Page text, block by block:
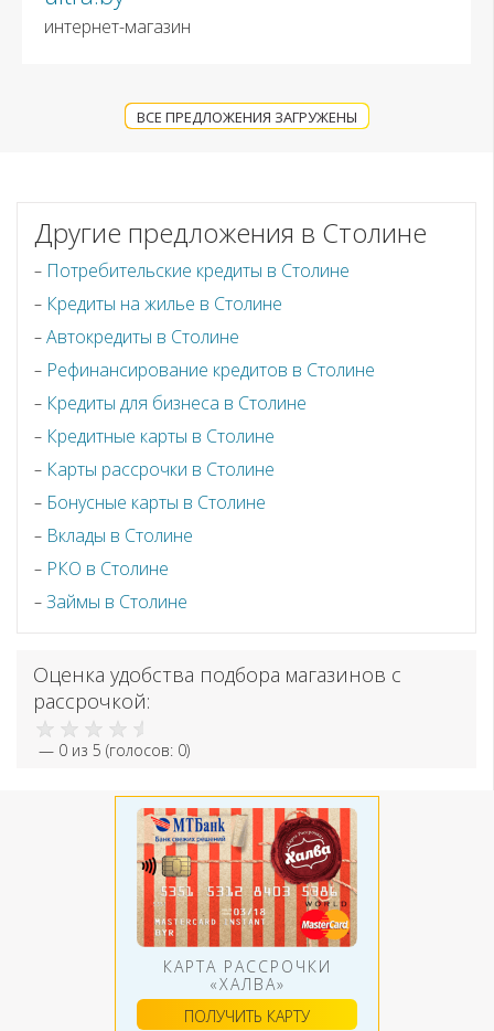
интернет-магазин
ВСЕ ПРЕДЛОЖЕНИЯ ЗАГРУЖЕНЫ
Другие предложения в Столине
Потребительские кредиты в Столине
Кредиты на жилье в Столине
Автокредиты в Столине
Рефинансирование кредитов в Столине
Кредиты для бизнеса в Столине
Кредитные карты в Столине
Карты рассрочки в Столине
Бонусные карты в Столине
Вклады в Столине
РКО в Столине
Займы в Столине
Оценка удобства подбора магазинов с
рассрочкой:
— 0 из 5 (голосов: 0)
КАРТА РАССРОЧКИ
«ХАЛВА»
ПОЛУЧИТЬ КАРТУ